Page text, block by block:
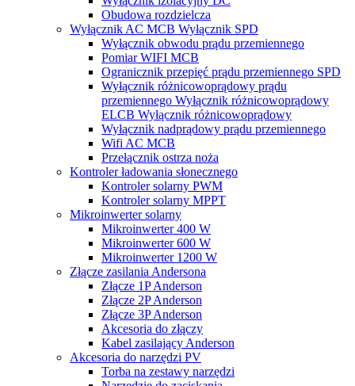
Obudowa rozdzielcza
Wyłącznik AC MCB Wyłącznik SPD
Wyłącznik obwodu prądu przemiennego
Pomiar WIFI MCB
Ogranicznik przepięć prądu przemiennego SPD
Wyłącznik różnicowoprądowy prądu
przemiennego Wyłącznik różnicowoprądowy
ELCB Wyłącznik różnicowoprądowy
Wyłącznik nadprądowy prądu przemiennego
Wifi AC MCB
Przełącznik ostrza noża
Kontroler ładowania słonecznego
Kontroler solarny PWM
Kontroler solarny MPPT
Mikroinwerter solarny
Mikroinwerter 400 W
Mikroinwerter 600 W
Mikroinwerter 1200 W
Złącze zasilania Andersona
Złącze 1P Anderson
Złącze 2P Anderson
Złącze 3P Anderson
Akcesoria do złączy
Kabel zasilający Anderson
Akcesoria do narzędzi PV
Torba na zestawy narzędzi